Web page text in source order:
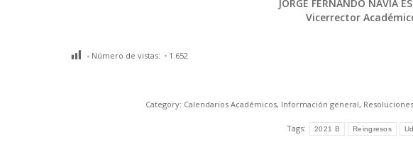
JORGE FERNANDO NAVIA
Vicerrector
Número de vistas: 1.652
Category: Calendarios Académicos, Información general,
Tags: 2021 B Reingresos